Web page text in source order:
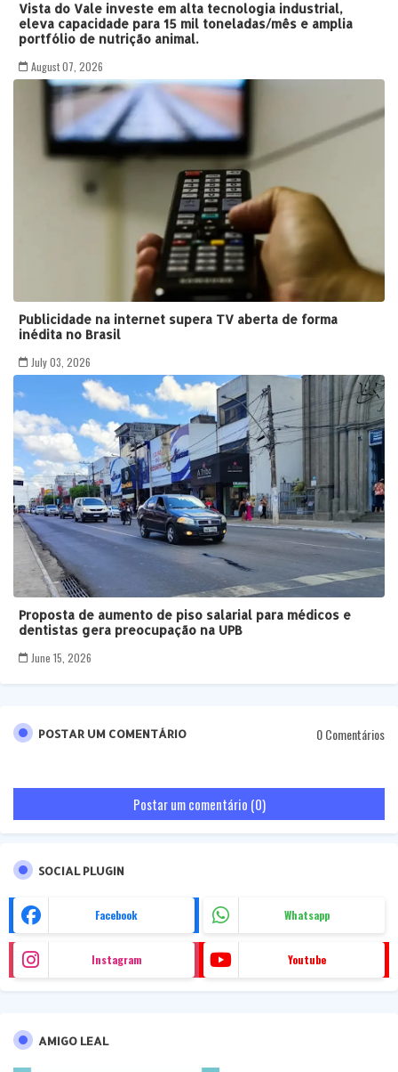
Vista do Vale investe em alta tecnologia industrial,
eleva capacidade para 15 mil toneladas/mês e amplia
portfólio de nutrição animal.
August 07, 2026
Publicidade na internet supera TV aberta de forma
inédita no Brasil
July 03, 2026
Proposta de aumento de piso salarial para médicos e
dentistas gera preocupação na UPB
June 15, 2026
POSTAR UM COMENTÁRIO 0 Comentários
Postar um comentário (0)
SOCIAL PLUGIN
Facebook Whatsapp
Instagram Youtube
AMIGO LEAL